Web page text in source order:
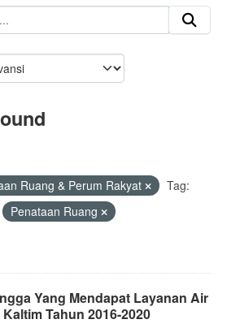
Ruang & Perum Rakyat
Tag:
Penataan Ruang
Yang Mendapat Layanan Air
Tahun 2016-2020